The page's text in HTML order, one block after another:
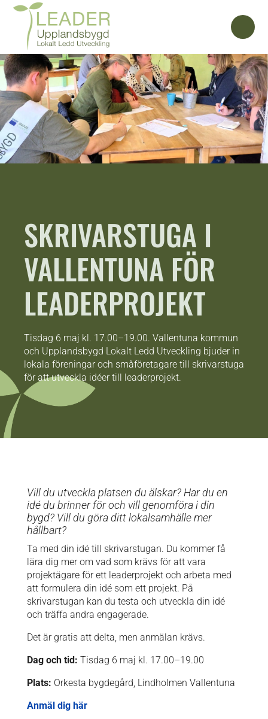
SKRIVARSTUGA I
VALLENTUNA FÖR
LEADERPROJEKT
Tisdag 6 maj kl. 17.00–19.00. Vallentuna kommun
och Upplandsbygd Lokalt Ledd Utveckling bjuder in
lokala föreningar och småföretagare till skrivarstuga
för att utveckla idéer till leaderprojekt.
Vill du utveckla platsen du älskar? Har du en
idé du brinner för och vill genomföra i din
bygd? Vill du göra ditt lokalsamhälle mer
hållbart?
Ta med din idé till skrivarstugan. Du kommer få
lära dig mer om vad som krävs för att vara
projektägare för ett leaderprojekt och arbeta med
att formulera din idé som ett projekt. På
skrivarstugan kan du testa och utveckla din idé
och träffa andra engagerade.
Det är gratis att delta, men anmälan krävs.
Dag och tid: Tisdag 6 maj kl. 17.00–19.00
Plats: Orkesta bygdegård, Lindholmen Vallentuna
Anmäl dig här